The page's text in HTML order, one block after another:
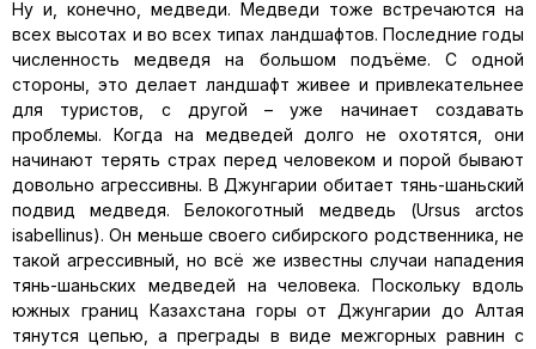
Ну и, конечно, медведи. Медведи тоже встречаются на
всех высотах и во всех типах ландшафтов. Последние годы
численность медведя на большом подъёме. С одной
стороны, это делает ландшафт живее и привлекательнее
для туристов, с другой – уже начинает создавать
проблемы. Когда на медведей долго не охотятся, они
начинают терять страх перед человеком и порой бывают
довольно агрессивны. В Джунгарии обитает тянь-шаньский
подвид медведя. Белокоготный медведь (Ursus arctos
isabellinus). Он меньше своего сибирского родственника, не
такой агрессивный, но всё же известны случаи нападения
тянь-шаньских медведей на человека. Поскольку вдоль
южных границ Казахстана горы от Джунгарии до Алтая
тянутся цепью, а преграды в виде межгорных равнин с